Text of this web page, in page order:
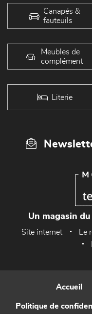
Canapés &
fauteuils
Meubles de
complément
Literie
Un magasin
Site internet Le
Accueil
Politique de